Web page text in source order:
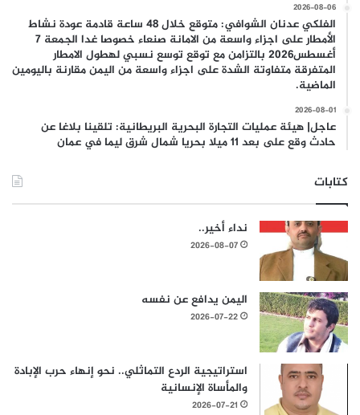
2026-08-06
الفلكي عدنان الشوافي: متوقع خلال 48 ساعة قادمة عودة نشاط
الأمطار على اجزاء واسعة من الامانة صنعاء خصوصا غدا الجمعة 7
أغسطس2026 بالتزامن مع توقع توسع نسبي لهطول الامطار
المتفرقة متفاوتة الشدة على اجزاء واسعة من اليمن مقارنة باليومين
الماضية.
2026-08-01
عاجل| هيئة عمليات التجارة البحرية البريطانية: تلقينا بلاغا عن
حادث وقع على بعد 11 ميلا بحريا شمال شرق ليما في عمان
كتابات
نداء أخير..
2026-08-07
اليمن يدافع عن نفسه
2026-07-22
استراتيجية الردع التماثلي.. نحو إنهاء حرب الإبادة
والمأساة الإنسانية
2026-07-21